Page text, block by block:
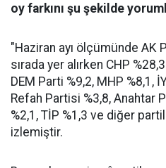
oy farkını şu şekilde
"Haziran ayı ölçümünde AK
sırada yer alırken CHP
DEM Parti %9,2, MHP %8,1,
Refah Partisi %3,8, Anahtar
%2,1, TİP %1,3 ve diğer
izlemiştir.